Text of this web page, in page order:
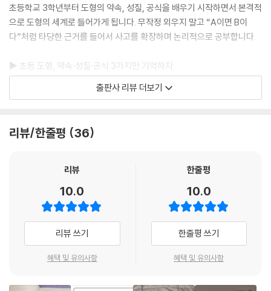
초등학교 3학년부터 도형의 약속, 성질, 공식을 배우기 시작하면서 본격적
으로 도형의 세계로 들어가게 됩니다. 무작정 외우지 말고 “A이면 B이
다”처럼 타당한 근거를 들어서 사고를 확장하며 논리적으로 공부합니다.
▶ 초등 도형, 약속·성질·공식 3가지만 기억하자.
약속, 성질, 공식은 언뜻 보면 너무 당연한 사실처럼 보여서 눈으로만 보고
넘어가는 경우가 많습니다. 이런 잘못된 습관은 논리사고의 기초공사가 아
· 약속이란 수학 용어나 기호 등으로 이미 정해진 것.
· 성질이란 약속에 따라 나오는 특징과 규칙으로 잘 관찰하면 보이는 것.
· 공식이란 약속과 성질을 바탕으로 증명된 사실은 문자나 기호로 나타낸
무작정 외우는 것은 NO! 공식 유도 과정을 이해하면 공식이 저절로 외워
자.
출판사 리뷰 더보기
리뷰/한줄평 36
리뷰
10.0
리뷰 쓰기
혜택 및 유의사항
한줄평
10.0
한줄평 쓰기
혜택 및 유의사항